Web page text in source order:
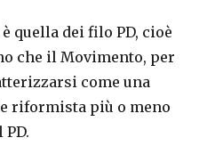
quella dei filo PD, cioè
che il Movimento, per
come una
riformista più o meno